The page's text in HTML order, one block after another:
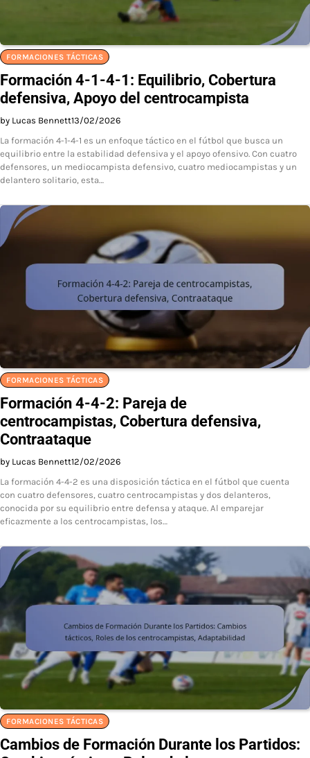
FORMACIONES TÁCTICAS
Formación 4-1-4-1: Equilibrio, Cobertura
defensiva, Apoyo del centrocampista
by Lucas Bennett13/02/2026
La formación 4-1-4-1 es un enfoque táctico en el fútbol que busca un
equilibrio entre la estabilidad defensiva y el apoyo ofensivo. Con cuatro
defensores, un mediocampista defensivo, cuatro mediocampistas y un
delantero solitario, esta…
FORMACIONES TÁCTICAS
Formación 4-4-2: Pareja de
centrocampistas, Cobertura defensiva,
Contraataque
by Lucas Bennett12/02/2026
La formación 4-4-2 es una disposición táctica en el fútbol que cuenta
con cuatro defensores, cuatro centrocampistas y dos delanteros,
conocida por su equilibrio entre defensa y ataque. Al emparejar
eficazmente a los centrocampistas, los…
FORMACIONES TÁCTICAS
Cambios de Formación Durante los Partidos: